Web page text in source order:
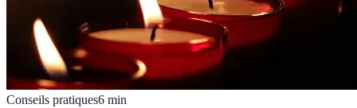
Conseils pratiques6 min